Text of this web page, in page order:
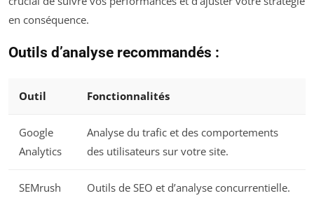
en conséquence.
Outils d’analyse recommandés :
Outil Fonctionnalités
Google
Analytics
Analyse du trafic et des comportements
des utilisateurs sur votre site.
SEMrush Outils de SEO et d’analyse concurrentielle.